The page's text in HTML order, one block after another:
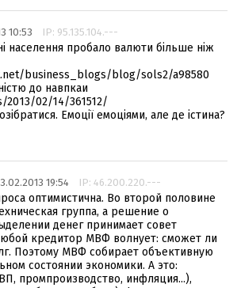
10:53 IP: 95.135.104.---
населення пробало валюти більше ніж
business_blogs/blog/sols2/a98580
до навпкаи
2013/02/14/361512/
Емоції емоціями, але де істина?
19:54 IP: 46.200.220.---
оптимистична. Во второй половине
группа, а решение о
денег принимает совет
кредитор МВФ волнует: сможет ли
Поэтому МВФ собирает объективную
состоянии экономики. А это:
промпроизводство, инфляция...),